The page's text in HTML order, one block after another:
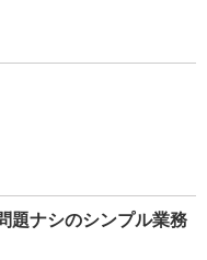
題ナシのシンプル業務